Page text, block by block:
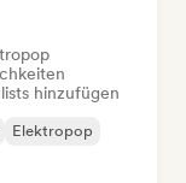
hinzufügen
Elektropop